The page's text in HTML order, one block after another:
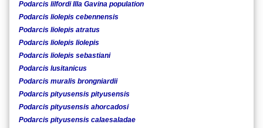
Podarcis lilfordi Illa Gavina population
Podarcis liolepis cebennensis
Podarcis liolepis atratus
Podarcis liolepis liolepis
Podarcis liolepis sebastiani
Podarcis lusitanicus
Podarcis muralis brongniardii
Podarcis pityusensis pityusensis
Podarcis pityusensis ahorcadosi
Podarcis pityusensis calaesaladae